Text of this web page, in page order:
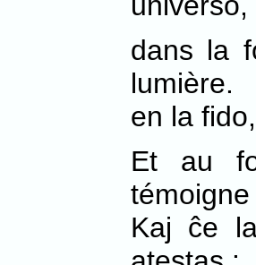
dans la
lumière.
en la
Et au
témoigne
Kaj ĉe